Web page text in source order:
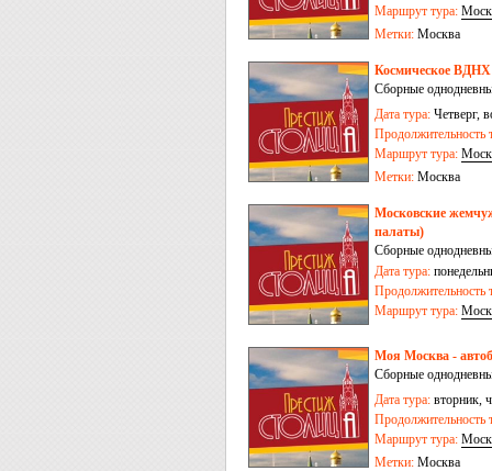
Маршрут тура:
Метки: Москва
Космическое ВДНХ
Сборные
Дата тура: Четверг,
Продолжительность
Маршрут тура:
Метки: Москва
Московские
палаты)
Сборные
Дата тура:
Продолжительность
Маршрут тура:
Моя Москва -
Сборные
Дата тура: вторник,
Продолжительность
Маршрут тура:
Метки: Москва